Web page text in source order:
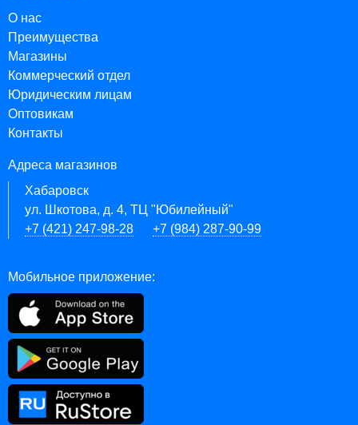
О нас
Преимущества
Магазины
Коммерческий отдел
Юридическим лицам
Оптовикам
Контакты
Адреса магазинов
Хабаровск
ул. Шкотова, д. 4, ТЦ "Юбилейный"
+7 (421) 247-98-28
+7 (984) 287-90-99
Мобильное приложение: